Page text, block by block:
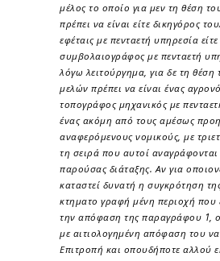
μέλος το οποίο για μεν τη θέση
πρέπει να είναι είτε δικηγόρος
εφέταις με πενταετή υπηρεσία είτε
συμβολαιογράφος με πενταετή
λόγω λειτούργημα, για δε τη
μελών πρέπει να είναι ένας
τοπογράφος μηχανικός με
ένας ακόμη από τους αμέσως
αναφερόμενους νομικούς, με
τη σειρά που αυτοί αναγράφονται
παρούσας διάταξης. Αν για
καταστεί δυνατή η συγκρότηση
κτηματο γραφή μένη περιοχή που
την απόφαση της παραγράφου 1,
με αιτιολογημένη απόφαση του
Επιτροπή και οπουδήποτε αλλού